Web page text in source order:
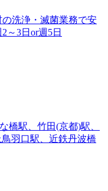
の洗浄・滅菌業務で安
～3日or週5日
橋駅、竹田(京都)駅、
羽口駅、近鉄丹波橋